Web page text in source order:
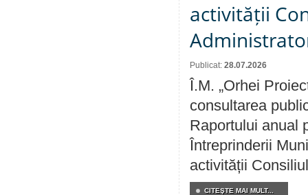
activității
Publicat: 28.07.2026
Î.M. „Orhei
consultarea
Raportului anual
Întreprinderii
activității
CITEŞTE MAI MULT...